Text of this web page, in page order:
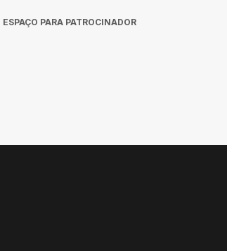
ESPAÇO PARA PATROCINADOR